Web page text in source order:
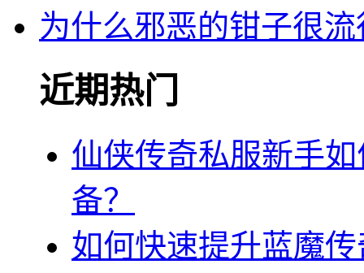
为什么邪恶的钳子很流
近期热门
仙侠传奇私服新手
备？
如何快速提升蓝魔